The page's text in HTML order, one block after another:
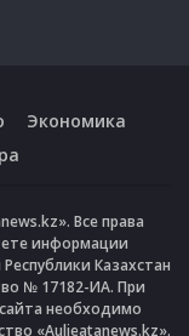
Экономика
Все права
информации
Казахстан
№ 17182-ИА. При
необходимо
«Aulieatanews.kz».